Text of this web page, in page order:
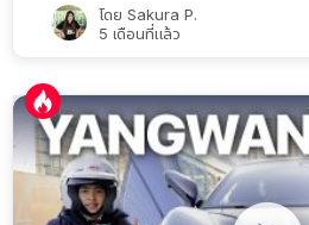
โดย Sakura P.
5 เดือนที่แล้ว